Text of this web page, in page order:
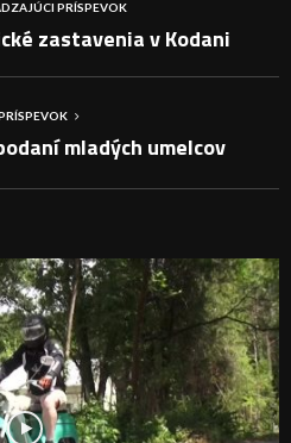
PRÍSPEVOK
zastavenia v Kodani
mladých umelcov